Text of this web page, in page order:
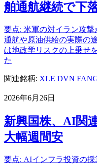
舶通航継続で下
要点: 米軍の対イラン攻
通航や原油供給の実際の
は地政学リスクの上乗せ
た
関連銘柄: XLE DVN
2026年6月26日
新興国株、AI関
大幅週間安
要点: AIインフラ投資の